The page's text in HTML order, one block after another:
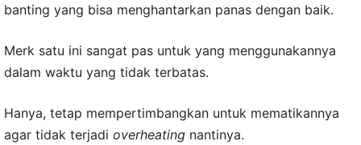
banting yang bisa menghantarkan panas dengan baik.
Merk satu ini sangat pas untuk yang menggunakannya
dalam waktu yang tidak terbatas.
Hanya, tetap mempertimbangkan untuk mematikannya
agar tidak terjadi overheating nantinya.